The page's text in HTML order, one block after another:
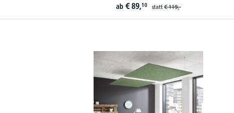
ab € 89,10 statt€ 119,-